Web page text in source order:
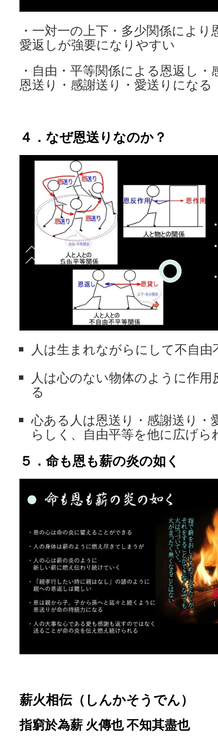
・一対一の上下・多少関係によ
愛返しが強要になりやすい
・自由・平等関係による恩返し
恩送り・感謝送り・愛送りになる
４．なぜ恩送りなのか？
人は生まれながらにして不自由
人は心のない物体のように作用
る
心ある人は恩送り・感謝送り・
らしく、自由平等を他に広げら
５．命も恩も薪の炎の如く
薪火相伝（しんかそうでん）
指窮於為薪 火傳也 不知其盡也